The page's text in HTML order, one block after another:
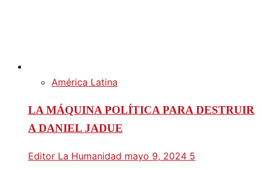
América Latina
LA MÁQUINA POLÍTICA PARA DESTRUIR
A DANIEL JADUE
Editor La Humanidad mayo 9, 2024 5